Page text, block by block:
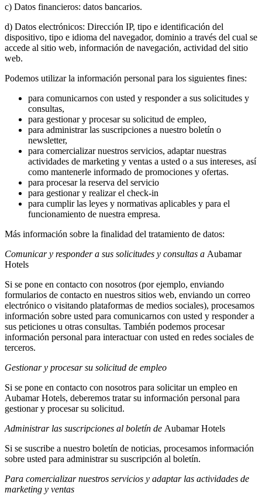
c) Datos financieros: datos bancarios.
d) Datos electrónicos: Dirección IP, tipo e identificación del
dispositivo, tipo e idioma del navegador, dominio a través del cual se
accede al sitio web, información de navegación, actividad del sitio
web.
Podemos utilizar la información personal para los siguientes fines:
para comunicarnos con usted y responder a sus solicitudes y
consultas,
para gestionar y procesar su solicitud de empleo,
para administrar las suscripciones a nuestro boletín o
newsletter,
para comercializar nuestros servicios, adaptar nuestras
actividades de marketing y ventas a usted o a sus intereses, así
como mantenerle informado de promociones y ofertas.
para procesar la reserva del servicio
para gestionar y realizar el check-in
para cumplir las leyes y normativas aplicables y para el
funcionamiento de nuestra empresa.
Más información sobre la finalidad del tratamiento de datos:
Comunicar y responder a sus solicitudes y consultas a Aubamar
Hotels
Si se pone en contacto con nosotros (por ejemplo, enviando
formularios de contacto en nuestros sitios web, enviando un correo
electrónico o visitando plataformas de medios sociales), procesamos
información sobre usted para comunicarnos con usted y responder a
sus peticiones u otras consultas. También podemos procesar
información personal para interactuar con usted en redes sociales de
terceros.
Gestionar y procesar su solicitud de empleo
Si se pone en contacto con nosotros para solicitar un empleo en
Aubamar Hotels, deberemos tratar su información personal para
gestionar y procesar su solicitud.
Administrar las suscripciones al boletín de Aubamar Hotels
Si se suscribe a nuestro boletín de noticias, procesamos información
sobre usted para administrar su suscripción al boletín.
Para comercializar nuestros servicios y adaptar las actividades de
marketing y ventas